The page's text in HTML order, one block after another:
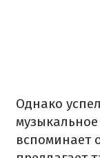
Однако
вспоминает